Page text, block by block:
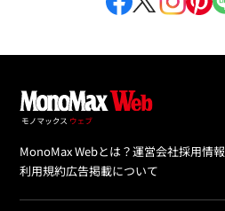
MonoMax Webとは？運営会社採用情報
利用規約広告掲載について